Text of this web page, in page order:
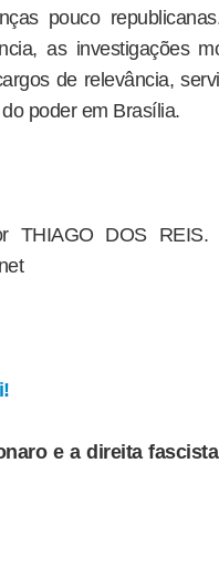
pouco
as investigações
de relevância,
poder em Brasília.
THIAGO DOS REIS.
e a direita